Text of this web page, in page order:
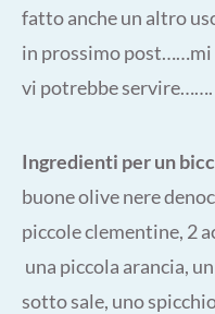
fatto anche un altro
in prossimo
vi potrebbe servire…….
Ingredienti per un
buone olive nere
piccole clementine, 2
una piccola arancia,
sotto sale, uno